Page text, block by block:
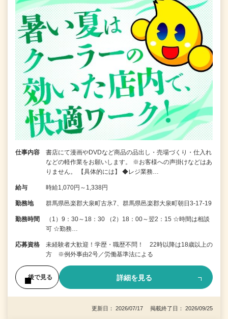
仕事内容
書店にて漫画やDVDなど商品の品出し・売場づくり・仕入れ
などの軽作業をお願いします。 ※お客様への声掛けなどはあ
りません。 【具体的には】 ◆レジ業務…
給与 時給1,070円～1,338円
勤務地 群馬県邑楽郡大泉町古氷7、群馬県邑楽郡大泉町朝日3-17-19
勤務時間
（1）9：30～18：30 （2）18：00～翌2：15 ☆時間は相談
可 ☆勤務…
応募資格
未経験者大歓迎！学歴・職歴不問！ 22時以降は18歳以上の
方 ※例外事由2号／労働基準法による
後で見る 詳細を見る
更新日： 2026/07/17 掲載終了日： 2026/09/25